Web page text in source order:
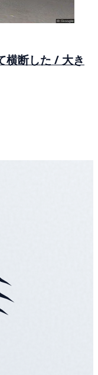
横断した / 大き